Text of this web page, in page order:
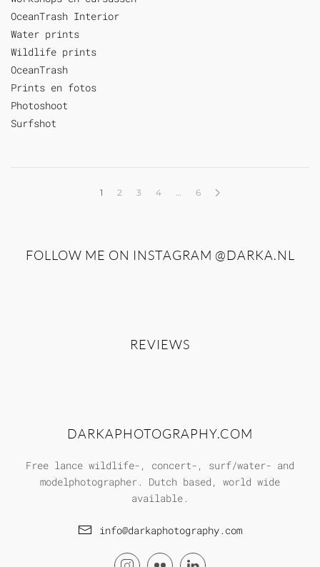
OceanTrash Interior
Water prints
Wildlife prints
OceanTrash
Prints en fotos
Photoshoot
Surfshot
1 2 3 4 … 6
FOLLOW ME ON INSTAGRAM @DARKA.NL
REVIEWS
DARKAPHOTOGRAPHY.COM
Free lance wildlife-, concert-, surf/water- and
modelphotographer. Dutch based, world wide
available.
info@darkaphotography.com